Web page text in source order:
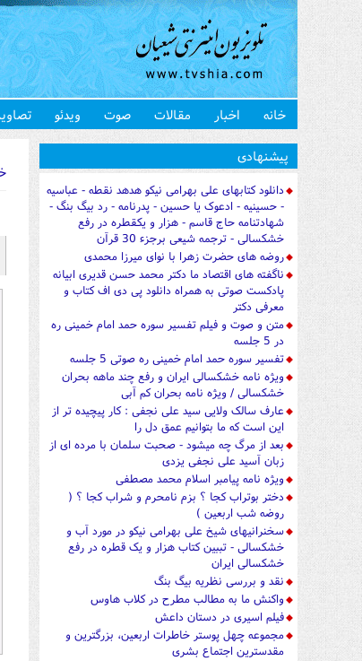
خانه اخبار مقالات صوت ویدئو
پیشنهادی
دانلود کتابهای علی بهرامی نیکو هدهد نقطه - عباسیه
- حسینیه - ادعوک یا حسین - پدرنامه - رد بیگ بنگ -
شهادتنامه حاج قاسم - هزار و یکقطره در رفع
خشکسالی - ترجمه شیعی برجزء 30 قرآن
روضه های حضرت زهرا با نوای میرزا محمدی
ناگفته های اقتصاد ما دکتر محمد حسن قدیری ابیانه
پادکست صوتی به همراه دانلود پی دی اف کتاب و
معرفی دکتر
متن و صوت و فیلم تفسیر سوره حمد امام خمینی ره
در 5 جلسه
تفسیر سوره حمد امام خمینی ره صوتی 5 جلسه
ویژه نامه خشکسالی ایران و رفع چند ماهه بحران
خشکسالی / ویژه نامه بحران کم آبی
عارف سالک ولایی سید علی نجفی : کار پیچیده تر از
این است که ما بتوانیم عمق دل را
بعد از مرگ چه میشود - صحبت سلمان با مرده ای از
زبان آسید علی نجفی یزدی
ویژه نامه پیامبر اسلام محمد مصطفی
دختر بوتراب کجا ؟ بزم نامحرم و شراب کجا ؟ (
روضه شب اربعین )
سخنرانیهای شیخ علی بهرامی نیکو در مورد آب و
خشکسالی - تببین کتاب هزار و یک قطره در رفع
خشکسالی ایران
نقد و بررسی نظریه بیگ بنگ
واکنش ما به مطالب مطرح در کلاب هاوس
فیلم اسیری در دستان داعش
مجموعه چهل پوستر خاطرات اربعین، بزرگترین و
مقدسترین اجتماع بشری